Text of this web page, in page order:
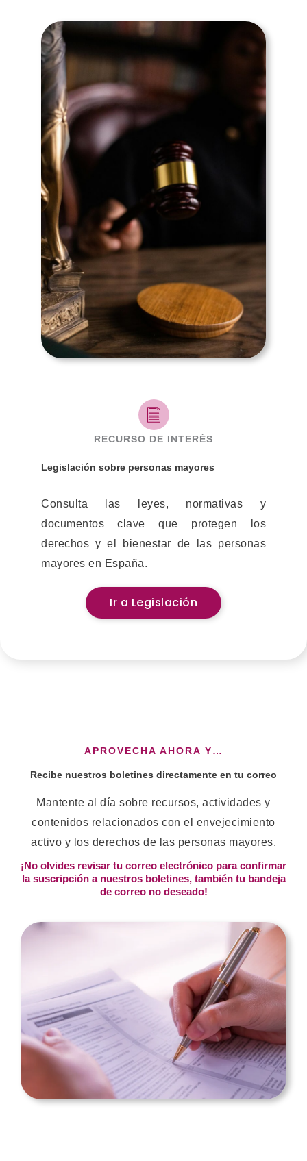
RECURSO DE INTERÉS
Legislación sobre personas mayores
Consulta las leyes, normativas y
documentos clave que protegen los
derechos y el bienestar de las personas
mayores en España.
Ir a Legislación
APROVECHA AHORA Y…
Recibe nuestros boletines directamente en tu correo
Mantente al día sobre recursos, actividades y
contenidos relacionados con el envejecimiento
activo y los derechos de las personas mayores.
¡No olvides revisar tu correo electrónico para confirmar
la suscripción a nuestros boletines, también tu bandeja
de correo no deseado!